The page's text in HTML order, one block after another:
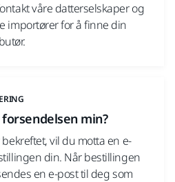
våre datterselskaper og
importører for å finne din
min?
vil du motta en e-
din. Når bestillingen
en e-post til deg som